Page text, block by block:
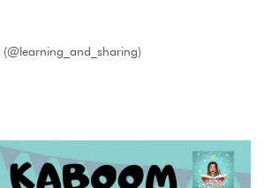
(@learning_and_sharing)